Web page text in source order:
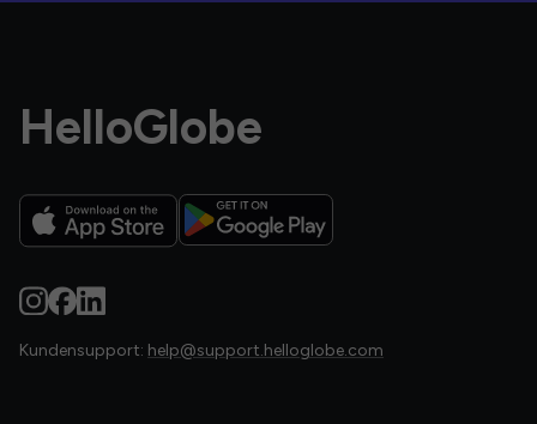
HelloGlobe
Kundensupport: help@support.helloglobe.com